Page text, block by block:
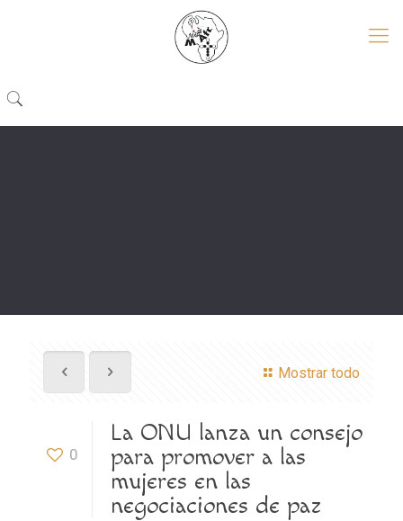
Mostrar todo
0
La ONU lanza un consejo
para promover a las
mujeres en las
negociaciones de paz